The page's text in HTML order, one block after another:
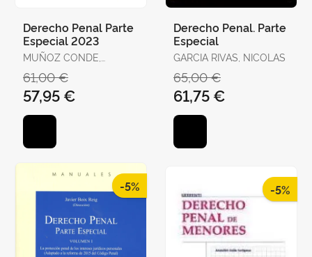
Derecho Penal Parte
Especial 2023
MUÑOZ CONDE,
61,00 €
57,95 €
Derecho Penal. Parte
Especial
GARCIA RIVAS, NICOLAS
65,00 €
61,75 €
-5% -5%